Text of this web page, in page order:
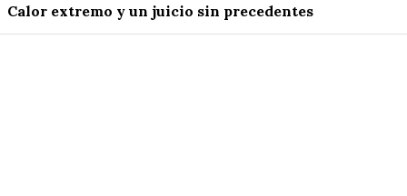
Calor extremo y un juicio sin precedentes